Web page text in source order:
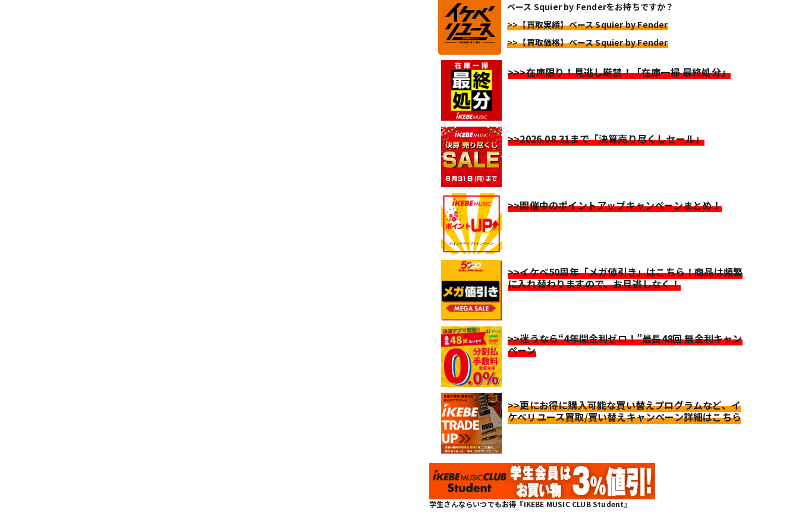
ベース Squier by Fenderをお持ちですか？
>>【買取実績】ベース Squier by Fender
>>【買取価格】ベース Squier by Fender
>>>在庫限り！見逃し厳禁！「在庫一掃 最終処分」
>>2026.08.31まで「決算売り尽くしセール」
>>開催中のポイントアップキャンペーンまとめ！
>>イケベ50周年「メガ値引き」はこちら！商品は頻繁
に入れ替わりますので、お見逃しなく！
>>迷うなら“4年間金利ゼロ！”最長48回 無金利キャン
ペーン
>>更にお得に購入可能な買い替えプログラムなど、イ
ケベリユース買取/買い替えキャンペーン詳細はこちら
学生さんならいつでもお得『IKEBE MUSIC CLUB Student』